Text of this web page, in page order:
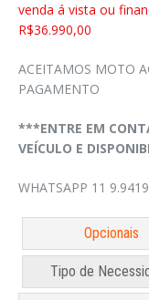
venda á vista ou
R$36.990,00
ACEITAMOS MOTO
PAGAMENTO
***ENTRE EM
VEÍCULO E
WHATSAPP 11
Opcionais
Tipo de